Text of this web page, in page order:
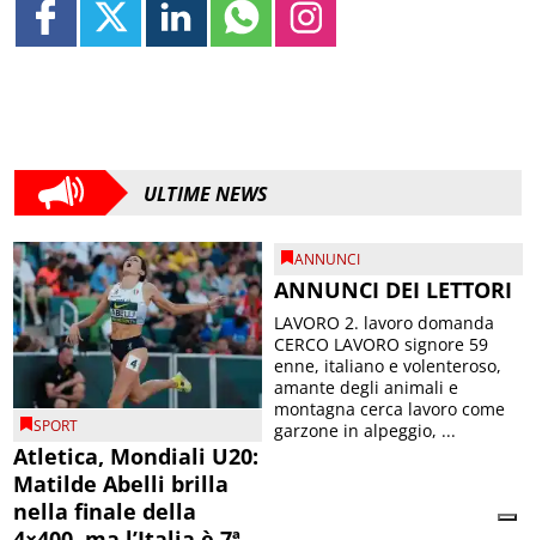
ULTIME NEWS
SPORT
Atletica, Mondiali U20:
Matilde Abelli brilla
nella finale della
ANNUNCI
ANNUNCI DEI LETTORI
LAVORO 2. lavoro domanda
CERCO LAVORO signore 59
enne, italiano e volenteroso,
amante degli animali e
montagna cerca lavoro come
garzone in alpeggio, ...